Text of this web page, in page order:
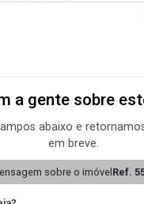
a gente sobre
abaixo e
em breve.
sobre o imóvel Ref.